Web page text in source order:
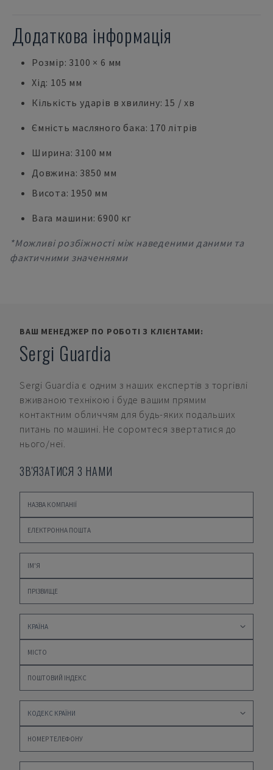
Додаткова інформація
Розмір: 3100 × 6 мм
Хід: 105 мм
Кількість ударів в хвилину: 15 / хв
Ємність масляного бака: 170 літрів
Ширина: 3100 мм
Довжина: 3850 мм
Висота: 1950 мм
Вага машини: 6900 кг
*Можливі розбіжності між наведеними даними та
фактичними значеннями
ВАШ МЕНЕДЖЕР ПО РОБОТІ З КЛІЄНТАМИ:
Sergi Guardia
Sergi Guardia є одним з наших експертів з торгівлі
вживаною технікою і буде вашим прямим
контактним обличчям для будь-яких подальших
питань по машині. Не соромтеся звертатися до
нього/неї.
ЗВ'ЯЗАТИСЯ З НАМИ